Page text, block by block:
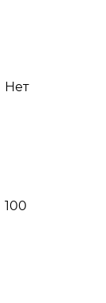
Нет
100